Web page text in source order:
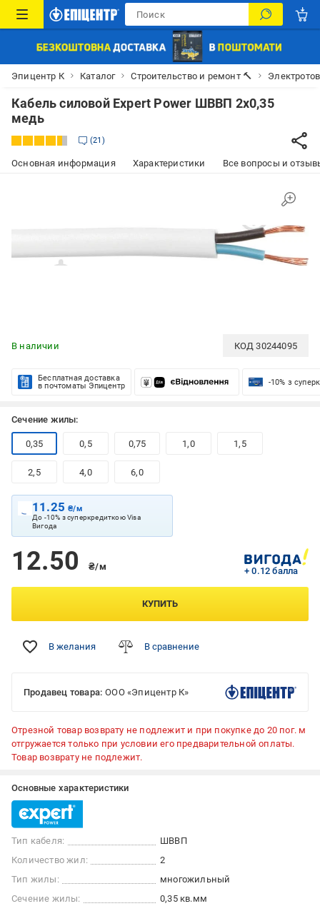
Эпицентр К Каталог Строительство и ремонт 🔨
Кабель силовой Expert Power ШВВП 2x0,35
медь
21
Основная информация Характеристики Все вопросы и
В наличии КОД30244095
Бесплатная доставка
в почтоматы Эпицентр
-10% з
Сечение жилы:
0,35 0,5 0,75 1,0 1,5
2,5 4,0 6,0
11.25₴/м
До -10% з суперкредиткою Visa
Вигода
12.50 ₴/м + 0.12 балла
КУПИТЬ
В желания В сравнение
Продавец товара: ООО «Эпицентр К»
Отрезной товар возврату не подлежит и при покупке до 20 пог. м
отгружается только при условии его предварительной оплаты.
Товар возврату не подлежит.
Основные характеристики
Тип кабеля:
ШВВП
Количество жил:
2
Тип жилы:
многожильный
Сечение жилы:
0,35 кв.мм